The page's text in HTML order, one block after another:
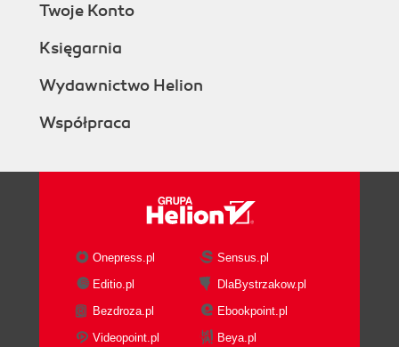
Twoje Konto
Księgarnia
Wydawnictwo Helion
Współpraca
Onepress.pl
Sensus.pl
Editio.pl
DlaBystrzakow.pl
Bezdroza.pl
Ebookpoint.pl
Videopoint.pl
Beya.pl